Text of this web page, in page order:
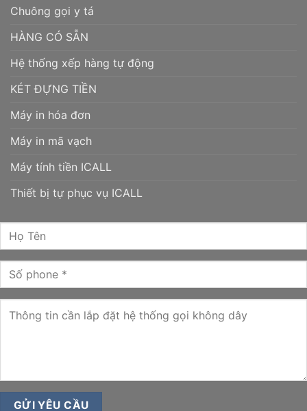
Chuông gọi y tá
HÀNG CÓ SẴN
Hệ thống xếp hàng tự động
KÉT ĐỰNG TIỀN
Máy in hóa đơn
Máy in mã vạch
Máy tính tiền ICALL
Thiết bị tự phục vụ ICALL